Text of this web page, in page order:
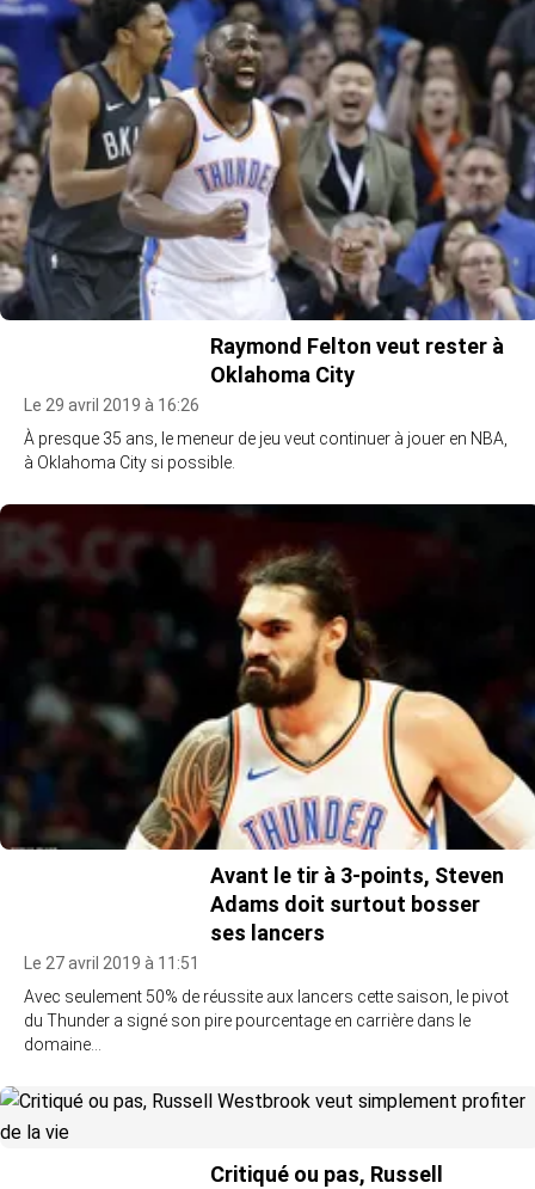
Raymond Felton veut rester à
Oklahoma City
Le 29 avril 2019 à 16:26
À presque 35 ans, le meneur de jeu veut continuer à jouer en NBA,
à Oklahoma City si possible.
Avant le tir à 3-points, Steven
Adams doit surtout bosser
ses lancers
Le 27 avril 2019 à 11:51
Avec seulement 50% de réussite aux lancers cette saison, le pivot
du Thunder a signé son pire pourcentage en carrière dans le
domaine…
Critiqué ou pas, Russell